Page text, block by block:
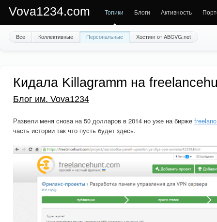
Vova1234.com Топики Блоги Активность
Все Коллективные Персональные Хостинг от ABCVG.net
Кидала Killagramm на
Блог им. Vova1234
Развели меня снова на 50 долларов в 2014 но уже на бирже
часть истории так что пусть будет здесь.